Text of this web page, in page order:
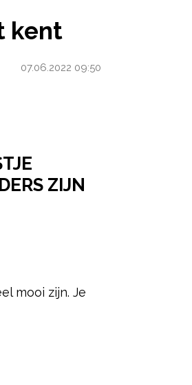
kent
07.06.2022 09:50
ZIJN
mooi zijn. Je